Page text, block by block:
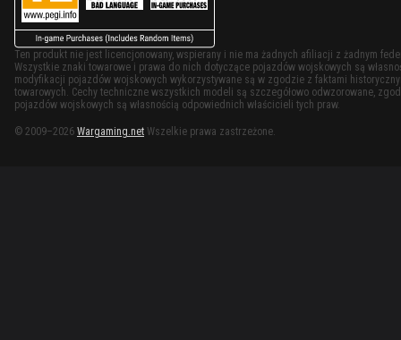
Ten produkt nie jest licencjonowany, wspierany i nie ma żadnych afiliacji z żadnym
Wszystkie znaki towarowe i prawa do nich dotyczące pojazdów wojskowych są
modyfikacji pojazdów wojskowych wykorzystywane są w zgodzie z faktami
towarowych. Cechy techniczne wszystkich modeli są szczegółowo odwzorowane,
pojazdów wojskowych są własnością odpowiednich właścicieli tych praw.
© 2009–2026 Wargaming.net Wszelkie prawa zastrzeżone.